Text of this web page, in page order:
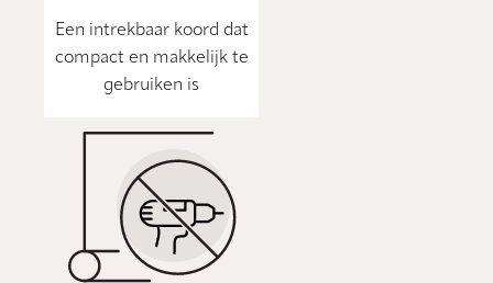
Een intrekbaar koord dat
compact en makkelijk te
gebruiken is